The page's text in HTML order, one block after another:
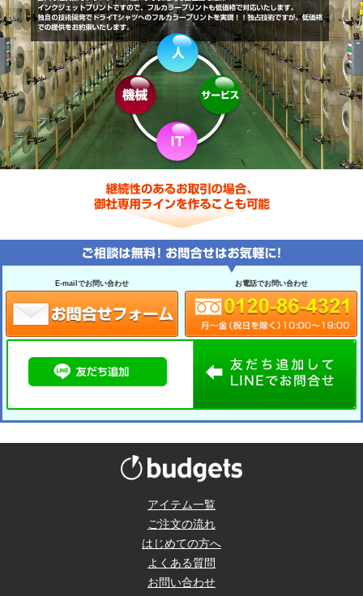
E-mailでお問い合わせ お電話でお問い合わせ
アイテム一覧
ご注文の流れ
はじめての方へ
よくある質問
お問い合わせ